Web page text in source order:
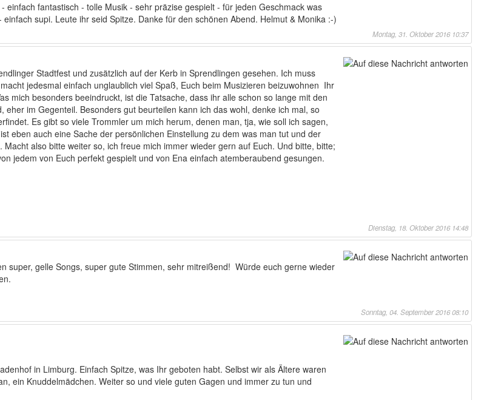
fantastisch - tolle Musik - sehr präzise gespielt - für jeden Geschmack was
supi. Leute ihr seid Spitze. Danke für den schönen Abend. Helmut & Monika :-)
Montag, 31. Oktober 2016 10:37
Stadtfest und zusätzlich auf der Kerb in Sprendlingen gesehen. Ich muss
jedesmal einfach unglaublich viel Spaß, Euch beim Musizieren beizuwohnen Ihr
mich besonders beeindruckt, ist die Tatsache, dass ihr alle schon so lange mit den
im Gegenteil. Besonders gut beurteilen kann ich das wohl, denke ich mal, so
Es gibt so viele Trommler um mich herum, denen man, tja, wie soll ich sagen,
eben auch eine Sache der persönlichen Einstellung zu dem was man tut und der
also bitte weiter so, ich freue mich immer wieder gern auf Euch. Und bitte, bitte;
jedem von Euch perfekt gespielt und von Ena einfach atemberaubend gesungen.
Dienstag, 18. Oktober 2016 14:48
super, gelle Songs, super gute Stimmen, sehr mitreißend! Würde euch gerne wieder
Sonntag, 04. September 2016 08:10
in Limburg. Einfach Spitze, was Ihr geboten habt. Selbst wir als Ältere waren
ein Knuddelmädchen. Weiter so und viele guten Gagen und immer zu tun und